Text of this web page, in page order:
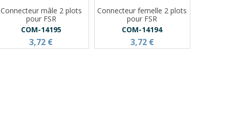
Connecteur mâle 2 plots
pour FSR
COM-14195
3,72 €
Connecteur femelle 2 plots
pour FSR
COM-14194
3,72 €